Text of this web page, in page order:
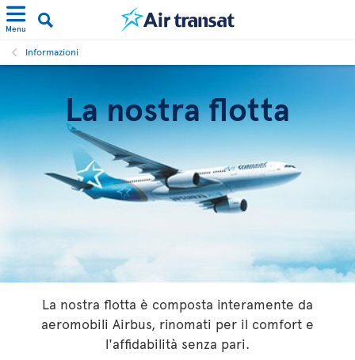
Menu
Informazioni
La nostra flotta
La nostra flotta è composta interamente da
aeromobili Airbus, rinomati per il comfort e
l'affidabilità senza pari.